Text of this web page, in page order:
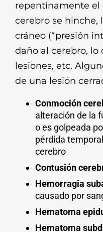
repentinamente el
cerebro se
cráneo (“presión
daño al cerebro, lo
lesiones, etc.
de una lesión
Conmoción
alteración de la
o es golpeada
pérdida
cerebro
Contusión
Hemorragia
causado por
Hematoma
Hematoma